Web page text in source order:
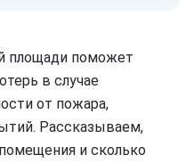
площади поможет
в случае
от пожара,
Рассказываем,
и сколько